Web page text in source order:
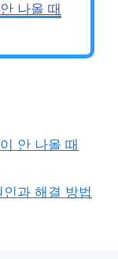
나올 때
안 나올 때
과 해결 방법